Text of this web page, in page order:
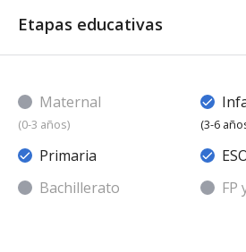
Etapas educativas
Maternal
(0-3 años) (3-6
Primaria
Bachillerato
FP